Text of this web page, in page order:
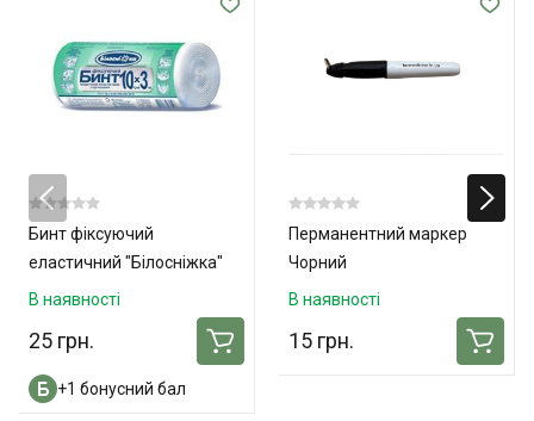
Бинт фіксуючий
еластичний "Білосніжка"
10см x 3м
В наявності
25 грн.
+1 бонусний бал
Перманентний маркер
Чорний
В наявності
15 грн.